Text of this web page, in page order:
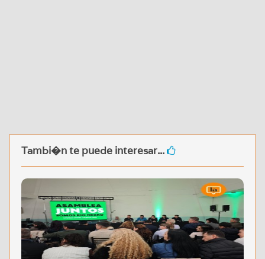
Tambi�n te puede interesar...